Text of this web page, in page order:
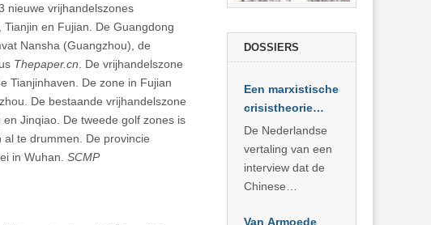
nieuwe vrijhandelszones
en Fujian. De Guangdong
Nansha (Guangzhou), de
Thepaper.cn . De vrijhandelszone
Tianjinhaven. De zone in Fujian
De bestaande vrijhandelszone
Jinqiao. De tweede golf zones is
te drummen. De provincie
in Wuhan. SCMP
DOSSIERS
Een marxistische
crisistheorie
voor vandaag
De Nederlandse
vertaling van een
interview dat de
Chinese
Van Armoede